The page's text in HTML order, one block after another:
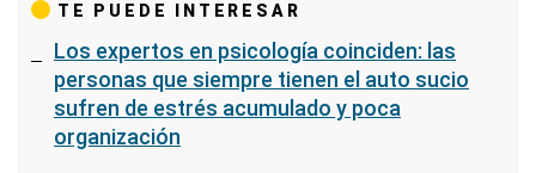
TE PUEDE INTERESAR
Los expertos en psicología coinciden: las
personas que siempre tienen el auto sucio
sufren de estrés acumulado y poca
organización